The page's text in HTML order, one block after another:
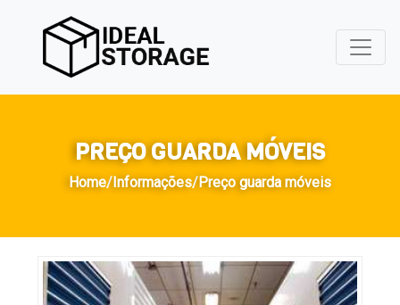
PREÇO GUARDA MÓVEIS
Home/Informações/Preço guarda móveis